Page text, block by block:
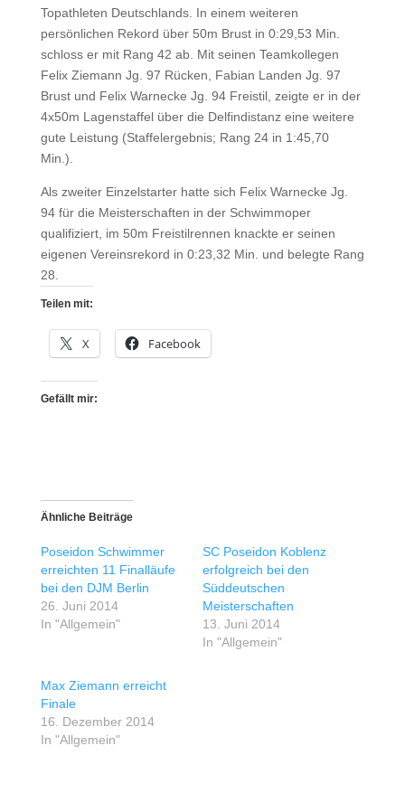
Topathleten Deutschlands. In einem weiteren
persönlichen Rekord über 50m Brust in 0:29,53 Min.
schloss er mit Rang 42 ab. Mit seinen Teamkollegen
Felix Ziemann Jg. 97 Rücken, Fabian Landen Jg. 97
Brust und Felix Warnecke Jg. 94 Freistil, zeigte er in der
4x50m Lagenstaffel über die Delfindistanz eine weitere
gute Leistung (Staffelergebnis; Rang 24 in 1:45,70
Min.).
Als zweiter Einzelstarter hatte sich Felix Warnecke Jg.
94 für die Meisterschaften in der Schwimmoper
qualifiziert, im 50m Freistilrennen knackte er seinen
eigenen Vereinsrekord in 0:23,32 Min. und belegte Rang
28.
Teilen mit:
X Facebook
Gefällt mir:
Ähnliche Beiträge
Poseidon Schwimmer
erreichten 11 Finalläufe
bei den DJM Berlin
26. Juni 2014
In "Allgemein"
SC Poseidon Koblenz
erfolgreich bei den
Süddeutschen
Meisterschaften
13. Juni 2014
In "Allgemein"
Max Ziemann erreicht
Finale
16. Dezember 2014
In "Allgemein"